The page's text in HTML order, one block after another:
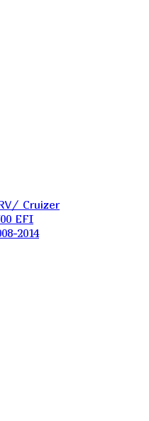
Cruizer
EFI
2014